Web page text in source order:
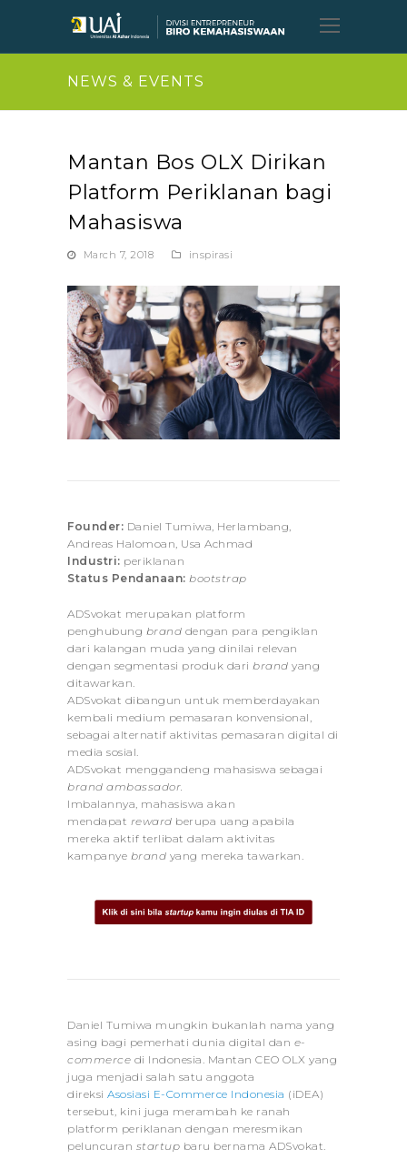
Open
Mobile
NEWS & EVENTS
Mantan Bos OLX Dirikan
Platform Periklanan bagi
Mahasiswa
March 7, 2018 inspirasi
Founder: Daniel Tumiwa, Herlambang,
Andreas Halomoan, Usa Achmad
Industri: periklanan
Status Pendanaan: bootstrap
ADSvokat merupakan platform
penghubung brand dengan para pengiklan
dari kalangan muda yang dinilai relevan
dengan segmentasi produk dari brand yang
ditawarkan.
ADSvokat dibangun untuk memberdayakan
kembali medium pemasaran konvensional,
sebagai alternatif aktivitas pemasaran digital di
media sosial.
ADSvokat menggandeng mahasiswa sebagai
brand ambassador.
Imbalannya, mahasiswa akan
mendapat reward berupa uang apabila
mereka aktif terlibat dalam aktivitas
kampanye brand yang mereka tawarkan.
Daniel Tumiwa mungkin bukanlah nama yang
asing bagi pemerhati dunia digital dan e-
commerce di Indonesia. Mantan CEO OLX yang
juga menjadi salah satu anggota
direksi Asosiasi E-Commerce Indonesia (iDEA)
tersebut, kini juga merambah ke ranah
platform periklanan dengan meresmikan
peluncuran startup baru bernama ADSvokat.